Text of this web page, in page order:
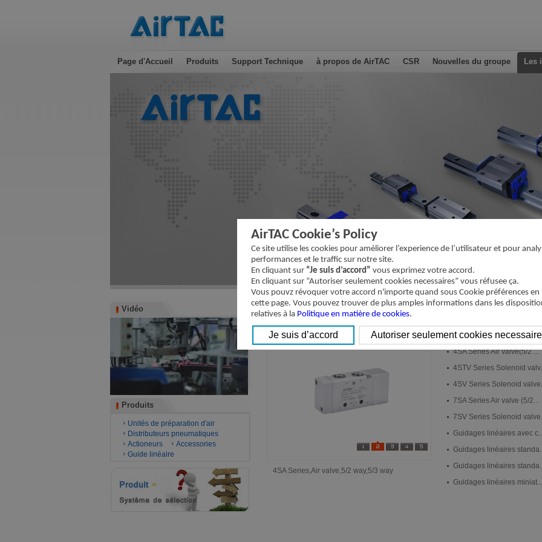
Page d'Accueil Produits Support Technique à propos de AirTAC CSR Nouvelles du groupe Les
Vidéo
Vidéo
Produits
Produits
Unités de préparation d'air
Distributeurs pneumatiques
Actioneurs
Accessories
Guide linéaire
Nouveaux produits
Nouveaux produits
4SA Series,Air valve,5/2 way,5/3 way
4STA Series Air valve(3/2...
4SA Series Air valve(5/2 ...
4STV Series Solenoid
4SV Series Solenoid
7SA Series Air valve (5/2...
7SV Series Solenoid
Guidages linéaires avec
Guidages linéaires
Guidages linéaires
Guidages linéaires miniat...
AirTAC Cookie’s Policy
Ce site utilise les cookies pour améliorer l’experience de l’utilisateur et pour
performances et le traffic sur notre site.
En cliquant sur “Je suis d’accord” vous exprimez votre accord.
En cliquant sur “Autoriser seulement cookies necessaires” vous réfusee ça.
Vous pouvz révoquer votre accord n'importe quand sous Cookie préférences en
cette page. Vous pouvez trouver de plus amples informations dans les
relatives à la Politique en matière de cookies.